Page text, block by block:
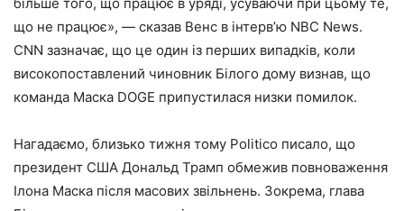
що не працює», — сказав Венс в інтерв’ю NBC News.
CNN зазначає, що це один із перших випадків, коли
високопоставлений чиновник Білого дому визнав, що
команда Маска DOGE припустилася низки помилок.
Нагадаємо, близько тижня тому Politico писало, що
президент США Дональд Трамп обмежив повноваження
Ілона Маска після масових звільнень. Зокрема, глава